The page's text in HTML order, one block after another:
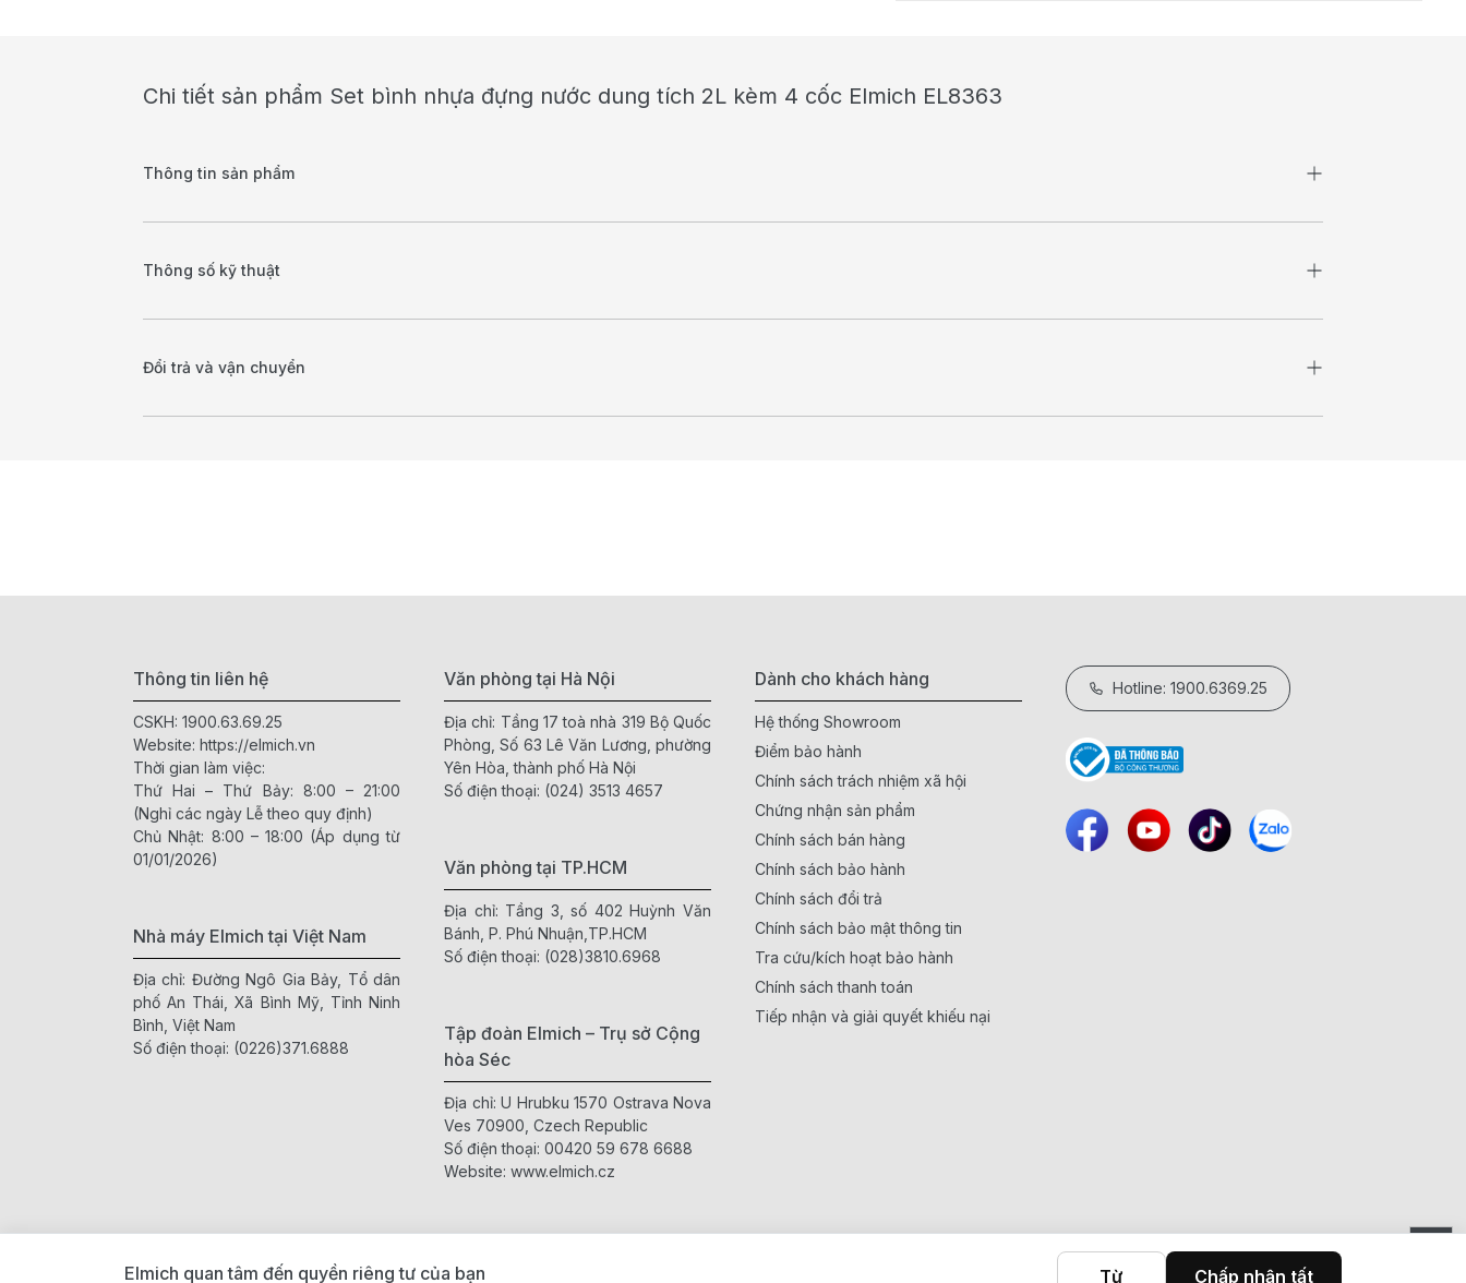
Chi tiết sản phẩm Set bình nhựa đựng nước dung tích 2L kèm 4 cốc Elmich EL8363
Thông tin sản phẩm
Thông số kỹ thuật
Đổi trả và vận chuyển
Thông tin liên hệ
CSKH: 1900.63.69.25
Website: https://elmich.vn
Thời gian làm việc:
Thứ Hai – Thứ Bảy: 8:00 – 21:00
(Nghỉ các ngày Lễ theo quy định)
Chủ Nhật: 8:00 – 18:00 (Áp dụng từ
01/01/2026)
Nhà máy Elmich tại Việt Nam
Địa chỉ: Đường Ngô Gia Bảy, Tổ dân
phố An Thái, Xã Bình Mỹ, Tỉnh Ninh
Bình, Việt Nam
Số điện thoại: (0226)371.6888
Văn phòng tại Hà Nội
Địa chỉ: Tầng 17 toà nhà 319 Bộ Quốc
Phòng, Số 63 Lê Văn Lương, phường
Yên Hòa, thành phố Hà Nội
Số điện thoại: (024) 3513 4657
Văn phòng tại TP.HCM
Địa chỉ: Tầng 3, số 402 Huỳnh Văn
Bánh, P. Phú Nhuận,TP.HCM
Số điện thoại: (028)3810.6968
Tập đoàn Elmich – Trụ sở Cộng
hòa Séc
Địa chỉ: U Hrubku 1570 Ostrava Nova
Ves 70900, Czech Republic
Số điện thoại: 00420 59 678 6688
Website: www.elmich.cz
Dành cho khách hàng
Hệ thống Showroom
Điểm bảo hành
Chính sách trách nhiệm xã hội
Chứng nhận sản phẩm
Chính sách bán hàng
Chính sách bảo hành
Chính sách đổi trả
Chính sách bảo mật thông tin
Tra cứu/kích hoạt bảo hành
Chính sách thanh toán
Tiếp nhận và giải quyết khiếu nại
Hotline: 1900.6369.25
Elmich quan tâm đến quyền riêng tư của bạn Từ Chấp nhận tất